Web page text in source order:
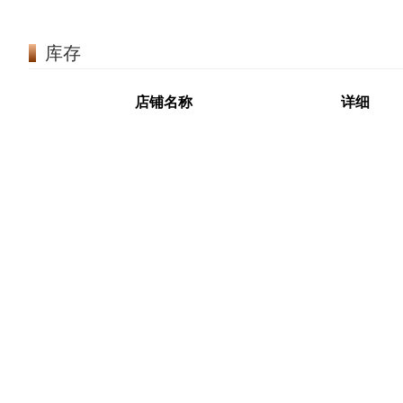
库存
店铺名称 详细